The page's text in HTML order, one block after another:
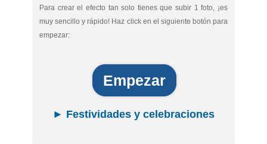
Para crear el efecto tan solo tienes que subir 1 foto, ¡es
muy sencillo y rápido! Haz click en el siguiente botón para
empezar:
Empezar
► Festividades y celebraciones